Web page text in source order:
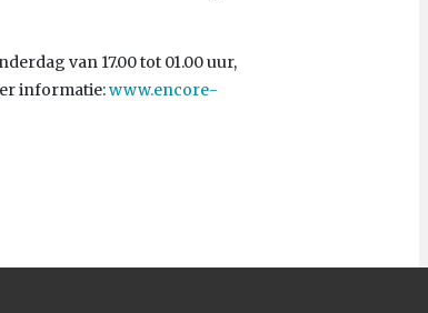
van 17.00 tot 01.00 uur,
informatie:www.encore-